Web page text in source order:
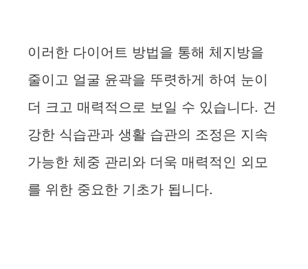
이러한 다이어트 방법을 통해 체지방을
줄이고 얼굴 윤곽을 뚜렷하게 하여 눈이
더 크고 매력적으로 보일 수 있습니다. 건
강한 식습관과 생활 습관의 조정은 지속
가능한 체중 관리와 더욱 매력적인 외모
를 위한 중요한 기초가 됩니다.